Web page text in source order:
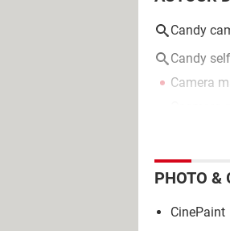
Candy
Candy
Camera
PHOTO &
CinePaint